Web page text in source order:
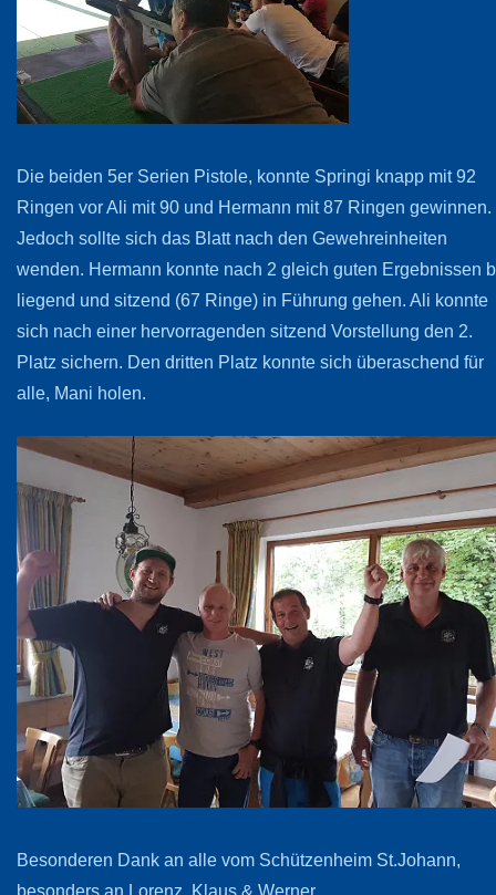
Die beiden 5er Serien Pistole, konnte Springi knapp mit 92
Ringen vor Ali mit 90 und Hermann mit 87 Ringen gewinnen.
Jedoch sollte sich das Blatt nach den Gewehreinheiten
wenden. Hermann konnte nach 2 gleich guten Ergebnissen
liegend und sitzend (67 Ringe) in Führung gehen. Ali konnte
sich nach einer hervorragenden sitzend Vorstellung den 2.
Platz sichern. Den dritten Platz konnte sich überaschend für
alle, Mani holen.
Besonderen Dank an alle vom Schützenheim St.Johann,
besonders an Lorenz, Klaus & Werner.